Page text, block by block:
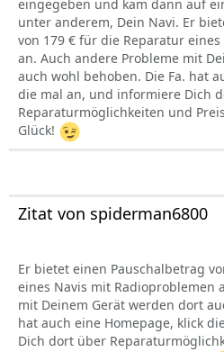
eingegeben und kam dann auf
unter anderem, Dein Navi. Er
von 179 € für die Reparatur
an. Auch andere Probleme mit
auch wohl behoben. Die Fa. hat
die mal an, und informiere Dich
Reparaturmöglichkeiten und
Glück!
Zitat von spiderman6800
Er bietet einen Pauschalbetrag
eines Navis mit Radioproblemen
mit Deinem Gerät werden dort
hat auch eine Homepage, klick
Dich dort über